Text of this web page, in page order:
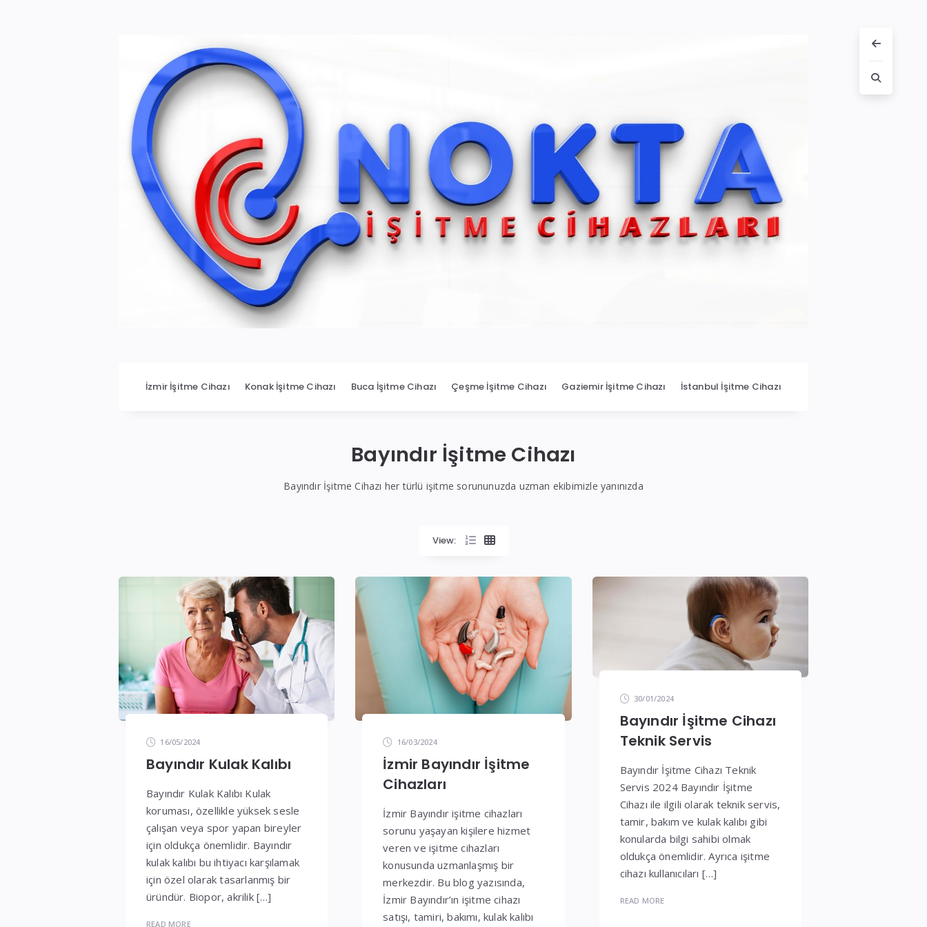
Cihazları
İzmir İşitme Cihazı Konak İşitme Cihazı Buca İşitme Cihazı Çeşme İşitme Cihazı Gaziemir İşitme Cihazı İstanbul İşitme Cihazı
Bayındır İşitme Cihazı
Bayındır İşitme Cihazı her türlü işitme sorununuzda uzman ekibimizle yanınızda
View:
16/05/2024
Bayındır Kulak Kalıbı
Bayındır Kulak Kalıbı Kulak
koruması, özellikle yüksek sesle
çalışan veya spor yapan bireyler
için oldukça önemlidir. Bayındır
kulak kalıbı bu ihtiyacı karşılamak
için özel olarak tasarlanmış bir
üründür. Biopor, akrilik […]
READ MORE
16/03/2024
İzmir Bayındır İşitme
Cihazları
İzmir Bayındır işitme cihazları
sorunu yaşayan kişilere hizmet
veren ve işitme cihazları
konusunda uzmanlaşmış bir
merkezdir. Bu blog yazısında,
İzmir Bayındır’ın işitme cihazı
satışı, tamiri, bakımı, kulak kalıbı
30/01/2024
Bayındır İşitme Cihazı
Teknik Servis
Bayındır İşitme Cihazı Teknik
Servis 2024 Bayındır İşitme
Cihazı ile ilgili olarak teknik servis,
tamir, bakım ve kulak kalıbı gibi
konularda bilgi sahibi olmak
oldukça önemlidir. Ayrıca işitme
cihazı kullanıcıları […]
READ MORE